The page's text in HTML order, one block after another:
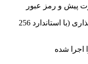
و رمز عبور
- متد رمزگذاری پیشرفته بر اساس رمزگذاری (با استاندارد 256